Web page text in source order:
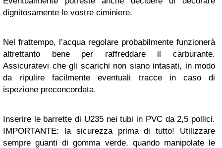
dignitosamente le vostre ciminiere.
Nel frattempo, l’acqua regolare probabilmente funzionerà
altrettanto bene per raffreddare il carburante.
Assicuratevi che gli scarichi non siano intasati, in modo
da ripulire facilmente eventuali tracce in caso di
ispezione preconcordata.
Inserire le barrette di U235 nei tubi in PVC da 2,5 pollici.
IMPORTANTE: la sicurezza prima di tutto! Utilizzare
sempre guanti di gomma verde, quando manipolate le